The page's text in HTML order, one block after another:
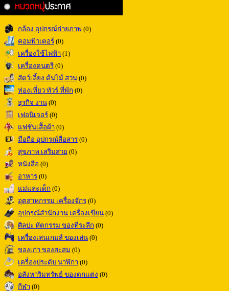
กล้อง อุปกรณ์ถ่ายภาพ (0)
คอมพิวเตอร์ (0)
เครื่องใช้ไฟฟ้า (1)
เครื่องดนตรี (0)
สัตว์เลี้ยง ต้นไม้ สวน (0)
ท่องเที่ยว ทัวร์ ที่พัก (0)
ธุรกิจ งาน (0)
เฟอนิเจอร์ (0)
แฟชั่นเสื้อผ้า (0)
มือถือ อุปกรณ์สื่อสาร (0)
สุขภาพ เสริมสวย (0)
หนังสือ (0)
อาหาร (0)
แม่และเด็ก (0)
อุตสาหกรรม เครื่องจักร (0)
อุปกรณ์สำนักงาน เครื่องเขียน (0)
ศิลปะ หัตกรรม ของที่ระลึก (0)
เครื่องเล่นเกมส์ ของเล่น (0)
ของเก่า ของสะสม (0)
เครื่องประดับ นาฬิกา (0)
อสังหาริมทรัพย์ ของตกแต่ง (0)
กีฬา (0)